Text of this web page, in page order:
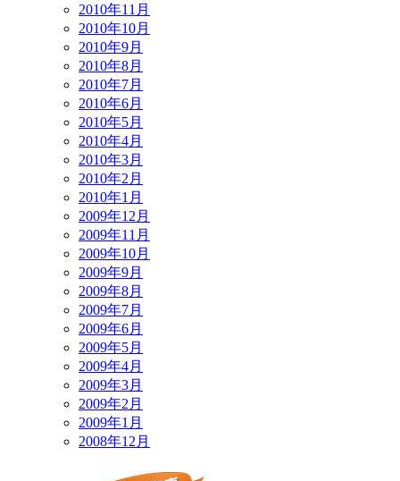
2010年11月
2010年10月
2010年9月
2010年8月
2010年7月
2010年6月
2010年5月
2010年4月
2010年3月
2010年2月
2010年1月
2009年12月
2009年11月
2009年10月
2009年9月
2009年8月
2009年7月
2009年6月
2009年5月
2009年4月
2009年3月
2009年2月
2009年1月
2008年12月